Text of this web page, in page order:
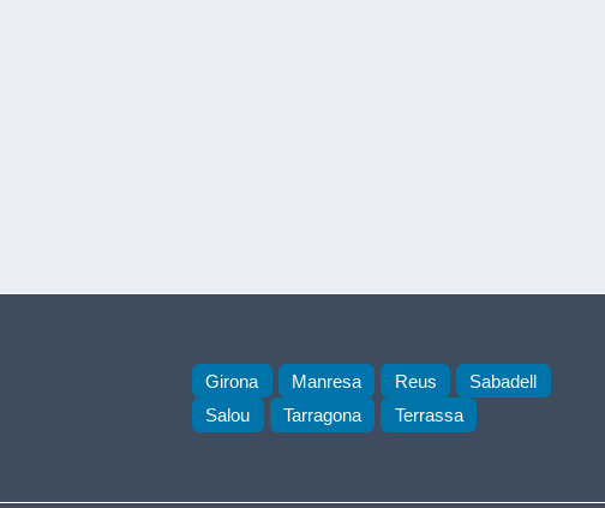
Girona Manresa Reus
Sabadell
Salou
Tarragona Terrassa